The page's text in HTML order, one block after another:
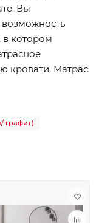
Вы
возможность
в котором
кровати. Матрас
графит)